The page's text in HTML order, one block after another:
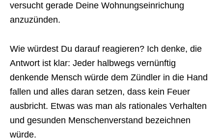
versucht gerade Deine Wohnungseinrichung
anzuzünden.
Wie würdest Du darauf reagieren? Ich denke, die
Antwort ist klar: Jeder halbwegs vernünftig
denkende Mensch würde dem Zündler in die Hand
fallen und alles daran setzen, dass kein Feuer
ausbricht. Etwas was man als rationales Verhalten
und gesunden Menschenverstand bezeichnen
würde.